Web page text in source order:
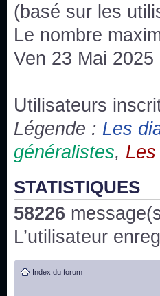
Bonne année 2019 !
Joyeux Noël !
Bonne année tout le
Un peu de ménage,
chaines françaises
3x24 Human Error
Bonjour j'aimerais que
qu'une personne fait
:he:
(basé sur les
Le nombre
Ven 23 Mai 2025
Utilisateurs
Légende : Les
généralistes,
STATISTIQUES
58226
L’utilisateur
Index du forum